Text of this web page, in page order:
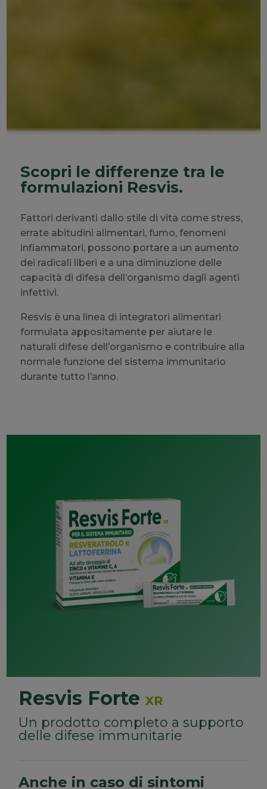
Scopri le differenze tra le
formulazioni Resvis.
Fattori derivanti dallo stile di vita come stress,
errate abitudini alimentari, fumo, fenomeni
infiammatori, possono portare a un aumento
dei radicali liberi e a una diminuzione delle
capacità di difesa dell’organismo dagli agenti
infettivi.
Resvis è una linea di integratori alimentari
formulata appositamente per aiutare le
naturali difese dell’organismo e contribuire alla
normale funzione del sistema immunitario
durante tutto l’anno.
Resvis ForteXR
Un prodotto completo a supporto
delle difese immunitarie
Anche in caso di sintomi